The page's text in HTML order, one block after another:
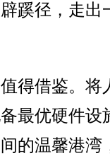
蹊径，走出
得借鉴。将
最优硬件设
的温馨港湾